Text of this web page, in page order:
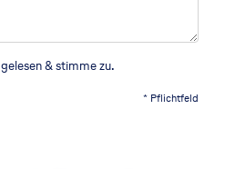
gelesen & stimme zu.
* Pflichtfeld